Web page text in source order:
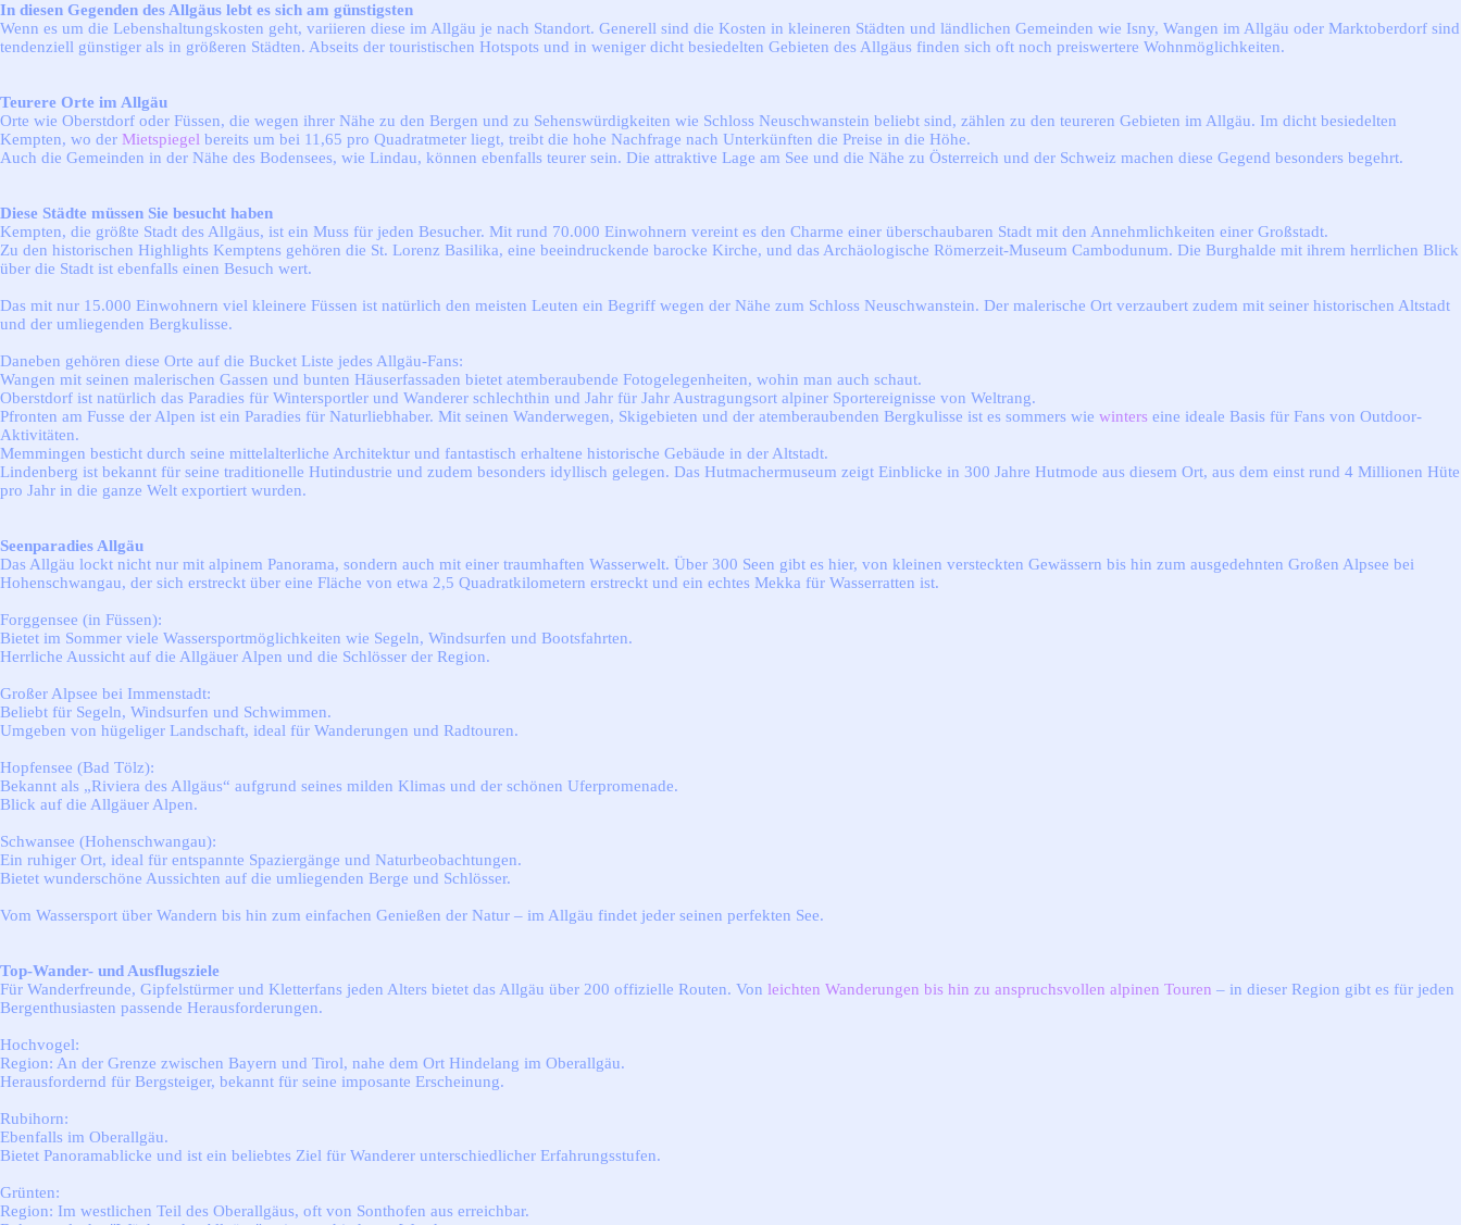
In diesen Gegenden des Allgäus lebt es sich am günstigsten
Wenn es um die Lebenshaltungskosten geht, variieren diese im Allgäu je nach Standort. Generell sind die Kosten in kleineren Städten und ländlichen Gemeinden wie Isny, Wangen im Allgäu oder Marktoberdorf sind
tendenziell günstiger als in größeren Städten. Abseits der touristischen Hotspots und in weniger dicht besiedelten Gebieten des Allgäus finden sich oft noch preiswertere Wohnmöglichkeiten.
Teurere Orte im Allgäu
Orte wie Oberstdorf oder Füssen, die wegen ihrer Nähe zu den Bergen und zu Sehenswürdigkeiten wie Schloss Neuschwanstein beliebt sind, zählen zu den teureren Gebieten im Allgäu. Im dicht besiedelten
Kempten, wo der Mietspiegel bereits um bei 11,65 pro Quadratmeter liegt, treibt die hohe Nachfrage nach Unterkünften die Preise in die Höhe.
Auch die Gemeinden in der Nähe des Bodensees, wie Lindau, können ebenfalls teurer sein. Die attraktive Lage am See und die Nähe zu Österreich und der Schweiz machen diese Gegend besonders begehrt.
Diese Städte müssen Sie besucht haben
Kempten, die größte Stadt des Allgäus, ist ein Muss für jeden Besucher. Mit rund 70.000 Einwohnern vereint es den Charme einer überschaubaren Stadt mit den Annehmlichkeiten einer Großstadt.
Zu den historischen Highlights Kemptens gehören die St. Lorenz Basilika, eine beeindruckende barocke Kirche, und das Archäologische Römerzeit-Museum Cambodunum. Die Burghalde mit ihrem herrlichen Blick
über die Stadt ist ebenfalls einen Besuch wert.
Das mit nur 15.000 Einwohnern viel kleinere Füssen ist natürlich den meisten Leuten ein Begriff wegen der Nähe zum Schloss Neuschwanstein. Der malerische Ort verzaubert zudem mit seiner historischen Altstadt
und der umliegenden Bergkulisse.
Daneben gehören diese Orte auf die Bucket Liste jedes Allgäu-Fans:
Wangen mit seinen malerischen Gassen und bunten Häuserfassaden bietet atemberaubende Fotogelegenheiten, wohin man auch schaut.
Oberstdorf ist natürlich das Paradies für Wintersportler und Wanderer schlechthin und Jahr für Jahr Austragungsort alpiner Sportereignisse von Weltrang.
Pfronten am Fusse der Alpen ist ein Paradies für Naturliebhaber. Mit seinen Wanderwegen, Skigebieten und der atemberaubenden Bergkulisse ist es sommers wie winters eine ideale Basis für Fans von Outdoor-
Aktivitäten.
Memmingen besticht durch seine mittelalterliche Architektur und fantastisch erhaltene historische Gebäude in der Altstadt.
Lindenberg ist bekannt für seine traditionelle Hutindustrie und zudem besonders idyllisch gelegen. Das Hutmachermuseum zeigt Einblicke in 300 Jahre Hutmode aus diesem Ort, aus dem einst rund 4 Millionen Hüte
pro Jahr in die ganze Welt exportiert wurden.
Seenparadies Allgäu
Das Allgäu lockt nicht nur mit alpinem Panorama, sondern auch mit einer traumhaften Wasserwelt. Über 300 Seen gibt es hier, von kleinen versteckten Gewässern bis hin zum ausgedehnten Großen Alpsee bei
Hohenschwangau, der sich erstreckt über eine Fläche von etwa 2,5 Quadratkilometern erstreckt und ein echtes Mekka für Wasserratten ist.
Forggensee (in Füssen):
Bietet im Sommer viele Wassersportmöglichkeiten wie Segeln, Windsurfen und Bootsfahrten.
Herrliche Aussicht auf die Allgäuer Alpen und die Schlösser der Region.
Großer Alpsee bei Immenstadt:
Beliebt für Segeln, Windsurfen und Schwimmen.
Umgeben von hügeliger Landschaft, ideal für Wanderungen und Radtouren.
Hopfensee (Bad Tölz):
Bekannt als „Riviera des Allgäus“ aufgrund seines milden Klimas und der schönen Uferpromenade.
Blick auf die Allgäuer Alpen.
Schwansee (Hohenschwangau):
Ein ruhiger Ort, ideal für entspannte Spaziergänge und Naturbeobachtungen.
Bietet wunderschöne Aussichten auf die umliegenden Berge und Schlösser.
Vom Wassersport über Wandern bis hin zum einfachen Genießen der Natur – im Allgäu findet jeder seinen perfekten See.
Top-Wander- und Ausflugsziele
Für Wanderfreunde, Gipfelstürmer und Kletterfans jeden Alters bietet das Allgäu über 200 offizielle Routen. Von leichten Wanderungen bis hin zu anspruchsvollen alpinen Touren – in dieser Region gibt es für jeden
Bergenthusiasten passende Herausforderungen.
Hochvogel:
Region: An der Grenze zwischen Bayern und Tirol, nahe dem Ort Hindelang im Oberallgäu.
Herausfordernd für Bergsteiger, bekannt für seine imposante Erscheinung.
Rubihorn:
Ebenfalls im Oberallgäu.
Bietet Panoramablicke und ist ein beliebtes Ziel für Wanderer unterschiedlicher Erfahrungsstufen.
Grünten:
Region: Im westlichen Teil des Oberallgäus, oft von Sonthofen aus erreichbar.